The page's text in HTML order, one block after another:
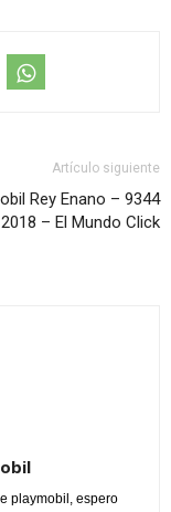
Artículo siguiente
Rey Enano – 9344
2018 – El Mundo Click
playmobil, espero